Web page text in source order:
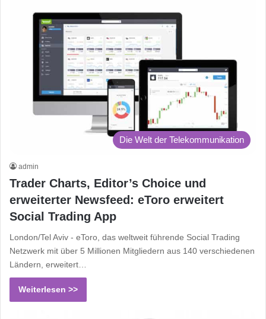
Die Welt der Telekommunikation
admin
Trader Charts, Editor’s Choice und
erweiterter Newsfeed: eToro erweitert
Social Trading App
London/Tel Aviv - eToro, das weltweit führende Social Trading
Netzwerk mit über 5 Millionen Mitgliedern aus 140 verschiedenen
Ländern, erweitert…
Weiterlesen >>